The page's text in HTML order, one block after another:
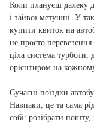
Коли плануєш далеку
і зайвої метушні. У
купити квиток на
не просто
ціла система турботи,
орієнтиром на
Сучасні поїздки
Навпаки, це та сама
собі: розібрати